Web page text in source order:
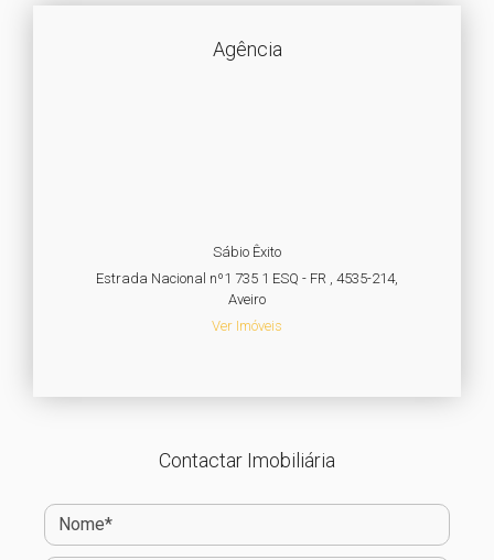
Agência
Sábio Êxito
Estrada Nacional nº1 735 1 ESQ - FR , 4535-214,
Aveiro
Ver Imóveis
Contactar Imobiliária